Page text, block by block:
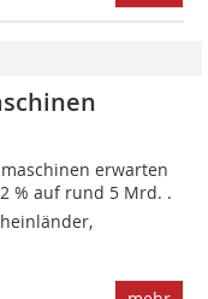
erwarten
% auf rund 5 Mrd. .